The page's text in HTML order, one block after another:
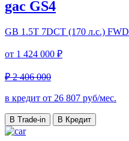
gac GS4
GB 1.5T 7DCT (170 л.с.) FWD
от 1 424 000 ₽
₽ 2 406 000
в кредит от 26 807 руб/мес.
В Trade-in В Кредит